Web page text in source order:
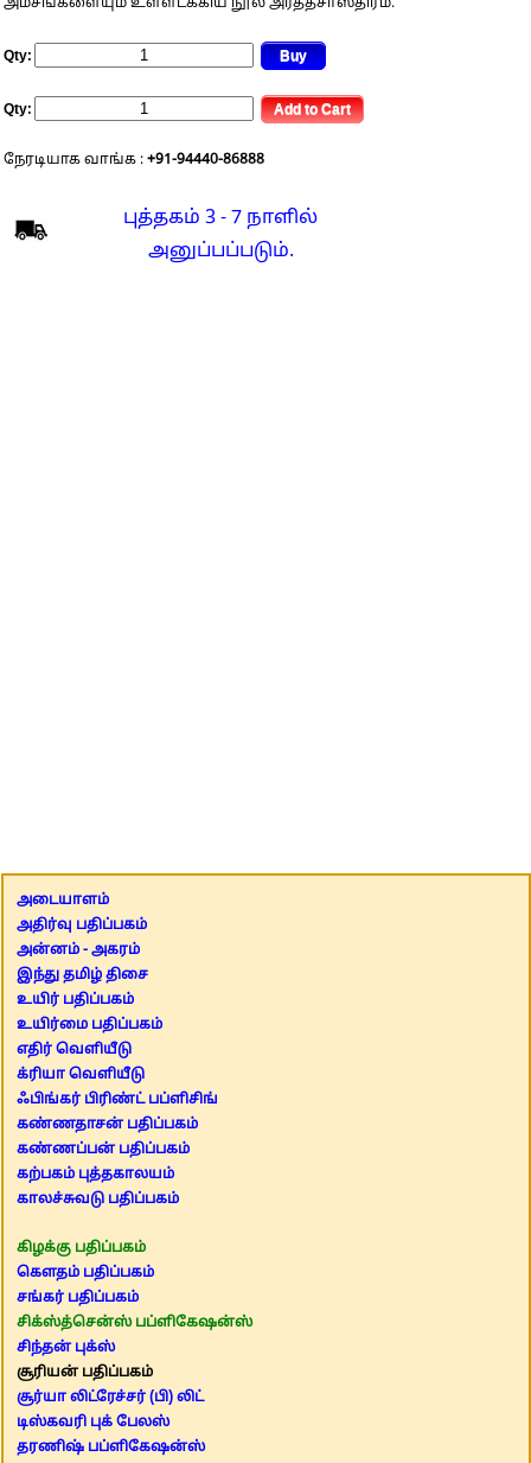
அம்சங்களையும் உள்ளடக்கிய நூல் அர்த்தசாஸ்திரம்.
Qty:
Qty:
நேரடியாக வாங்க : +91-94440-86888
புத்தகம் 3 - 7 நாளில்
அனுப்பப்படும்.
அடையாளம்
அதிர்வு பதிப்பகம்
அன்னம் - அகரம்
இந்து தமிழ் திசை
உயிர் பதிப்பகம்
உயிர்மை பதிப்பகம்
எதிர் வெளியீடு
க்ரியா வெளியீடு
ஃபிங்கர் பிரிண்ட் பப்ளிசிங்
கண்ணதாசன் பதிப்பகம்
கண்ணப்பன் பதிப்பகம்
கற்பகம் புத்தகாலயம்
காலச்சுவடு பதிப்பகம்
கிழக்கு பதிப்பகம்
கௌதம் பதிப்பகம்
சங்கர் பதிப்பகம்
சிக்ஸ்த்சென்ஸ் பப்ளிகேஷன்ஸ்
சிந்தன் புக்ஸ்
சூரியன் பதிப்பகம்
சூர்யா லிட்ரேச்சர் (பி) லிட்
டிஸ்கவரி புக் பேலஸ்
தரணிஷ் பப்ளிகேஷன்ஸ்